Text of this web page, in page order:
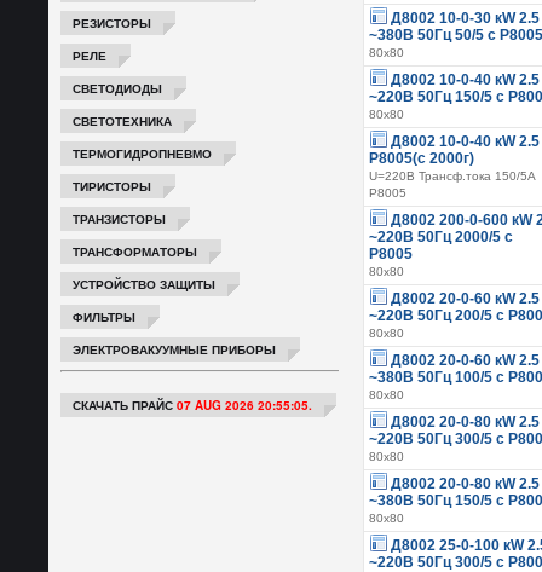
РЕЗИСТОРЫ
РЕЛЕ
СВЕТОДИОДЫ
СВЕТОТЕХНИКА
ТЕРМОГИДРОПНЕВМО
ТИРИСТОРЫ
ТРАНЗИСТОРЫ
ТРАНСФОРМАТОРЫ
УСТРОЙСТВО ЗАЩИТЫ
ФИЛЬТРЫ
ЭЛЕКТРОВАКУУМНЫЕ ПРИБОРЫ
СКАЧАТЬ ПРАЙС 07 AUG 2026 20:55:05.
Д8002 10-0-30 кW 2.5
~380В 50Гц 50/5 с Р8005
80х80
Д8002 10-0-40 кW 2.5
~220В 50Гц 150/5 с
80х80
Д8002 10-0-40 кW 2.5
Р8005(с 2000г)
U=220В Трансф.тока 150/5А
Р8005
Д8002 200-0-600 кW
~220В 50Гц 2000/5 с
Р8005
80х80
Д8002 20-0-60 кW 2.5
~220В 50Гц 200/5 с
80х80
Д8002 20-0-60 кW 2.5
~380В 50Гц 100/5 с
80х80
Д8002 20-0-80 кW 2.5
~220В 50Гц 300/5 с
80х80
Д8002 20-0-80 кW 2.5
~380В 50Гц 150/5 с
80х80
Д8002 25-0-100 кW
~220В 50Гц 300/5 с